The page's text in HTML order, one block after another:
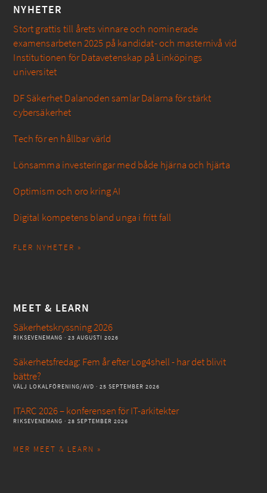
NYHETER
Stort grattis till årets vinnare och nominerade
examensarbeten 2025 på kandidat- och masternivå vid
Institutionen för Datavetenskap på Linköpings
universitet
DF Säkerhet Dalanoden samlar Dalarna för stärkt
cybersäkerhet
Tech för en hållbar värld
Lönsamma investeringar med både hjärna och hjärta
Optimism och oro kring AI
Digital kompetens bland unga i fritt fall
FLER NYHETER »
MEET & LEARN
Säkerhetskryssning 2026
RIKSEVENEMANG · 23 AUGUSTI 2026
Säkerhetsfredag: Fem år efter Log4shell - har det blivit
bättre?
VÄLJ LOKALFÖRENING/AVD · 25 SEPTEMBER 2026
ITARC 2026 – konferensen för IT-arkitekter
RIKSEVENEMANG · 28 SEPTEMBER 2026
MER MEET & LEARN »